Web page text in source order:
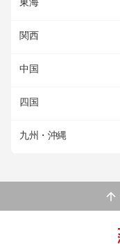
関西
中国
四国
九州・沖縄